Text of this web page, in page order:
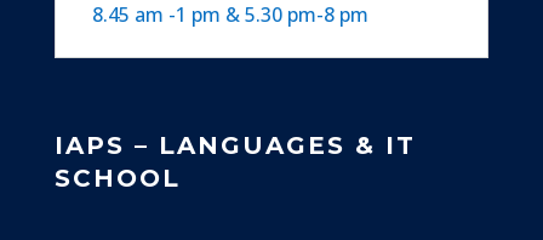
8.45 am -1 pm & 5.30 pm-8 pm
IAPS – LANGUAGES & IT
SCHOOL